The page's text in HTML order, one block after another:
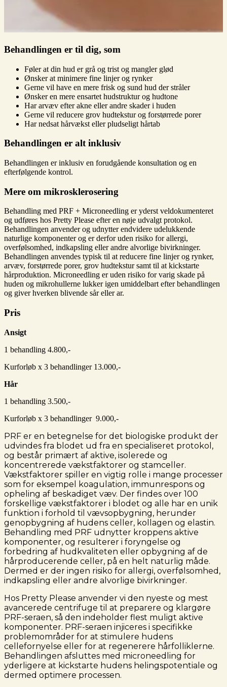
Behandlingen er til dig, som
Føler at din hud er grå og trist og mangler glød
Ønsker at minimere fine linjer og rynker
Gerne vil have en mere frisk og sund hud der stråler
Ønsker en mere ensartet hudstruktur og hudtone
Har arvæv efter akne eller andre skader i huden
Gerne vil reducere grov hudtekstur og forstørrede porer
Har nedsat hårvækst eller pludseligt hårtab
Behandlingen er alt inklusiv
Behandlingen er inklusiv en forudgående konsultation og en
efterfølgende kontrol.
Mere om mikrosklerosering
Behandling med PRF + Microneedling er yderst veldokumenteret
og udføres hos Pretty Please efter en nøje udvalgt protokol.
Behandlingen anvender og udnytter endvidere udelukkende
naturlige komponenter og er derfor uden risiko for allergi,
overfølsomhed, indkapsling eller andre alvorlige bivirkninger.
Behandlingen anvendes typisk til at reducere fine linjer og rynker,
arvæv, forstørrede porer, grov hudtekstur samt til at kickstarte
hårproduktion. Microneedling er uden risiko for varig skade på
huden og mikrohullerne lukker igen umiddelbart efter behandlingen
og giver hverken blivende sår eller ar.
Pris
Ansigt
1 behandling 4.800,-
Kurforløb x 3 behandlinger 13.000,-
Hår
1 behandling 3.500,-
Kurforløb x 3 behandlinger 9.000,-
PRF er en betegnelse for det biologiske produkt der
udvindes fra blodet ud fra en specialiseret protokol,
og består primært af aktive, isolerede og
koncentrerede vækstfaktorer og stamceller.
Vækstfaktorer spiller en vigtig rolle i mange processer
som for eksempel koagulation, immunrespons og
opheling af beskadiget væv. Der findes over 100
forskellige vækstfaktorer i blodet og alle har en unik
funktion i forhold til vævsopbygning, herunder
genopbygning af hudens celler, kollagen og elastin.
Behandling med PRF udnytter kroppens aktive
komponenter, og resulterer i foryngelse og
forbedring af hudkvaliteten eller opbygning af de
hårproducerende celler, på en helt naturlig måde.
Dermed er der ingen risiko for allergi, overfølsomhed,
indkapsling eller andre alvorlige bivirkninger.
Hos Pretty Please anvender vi den nyeste og mest
avancerede centrifuge til at preparere og klargøre
PRF-seraen, så den indeholder flest muligt aktive
komponenter. PRF-seraen injiceres i specifikke
problemområder for at stimulere hudens
cellefornyelse eller for at regenerere hårfolliklerne.
Behandlingen afsluttes med microneedling for
yderligere at kickstarte hudens helingspotentiale og
dermed optimere processen.